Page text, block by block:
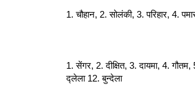
1. चौहान, 2. सोलंकी, 3. परिहार, 4.
1. सेंगर, 2. दीक्षित, 3. दायमा, 4.
द्लेला 12. बुन्देला